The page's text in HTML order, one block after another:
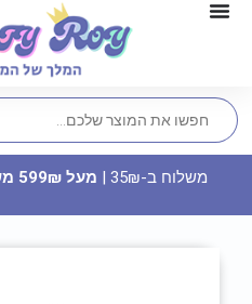
משלוח ב-35₪ | מעל 599₪ משלוח חינם או איסוף עצמי